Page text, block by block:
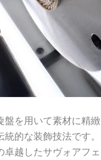
盤を用いて素材に精緻
的な装飾技法です。
卓越したサヴォアフェ